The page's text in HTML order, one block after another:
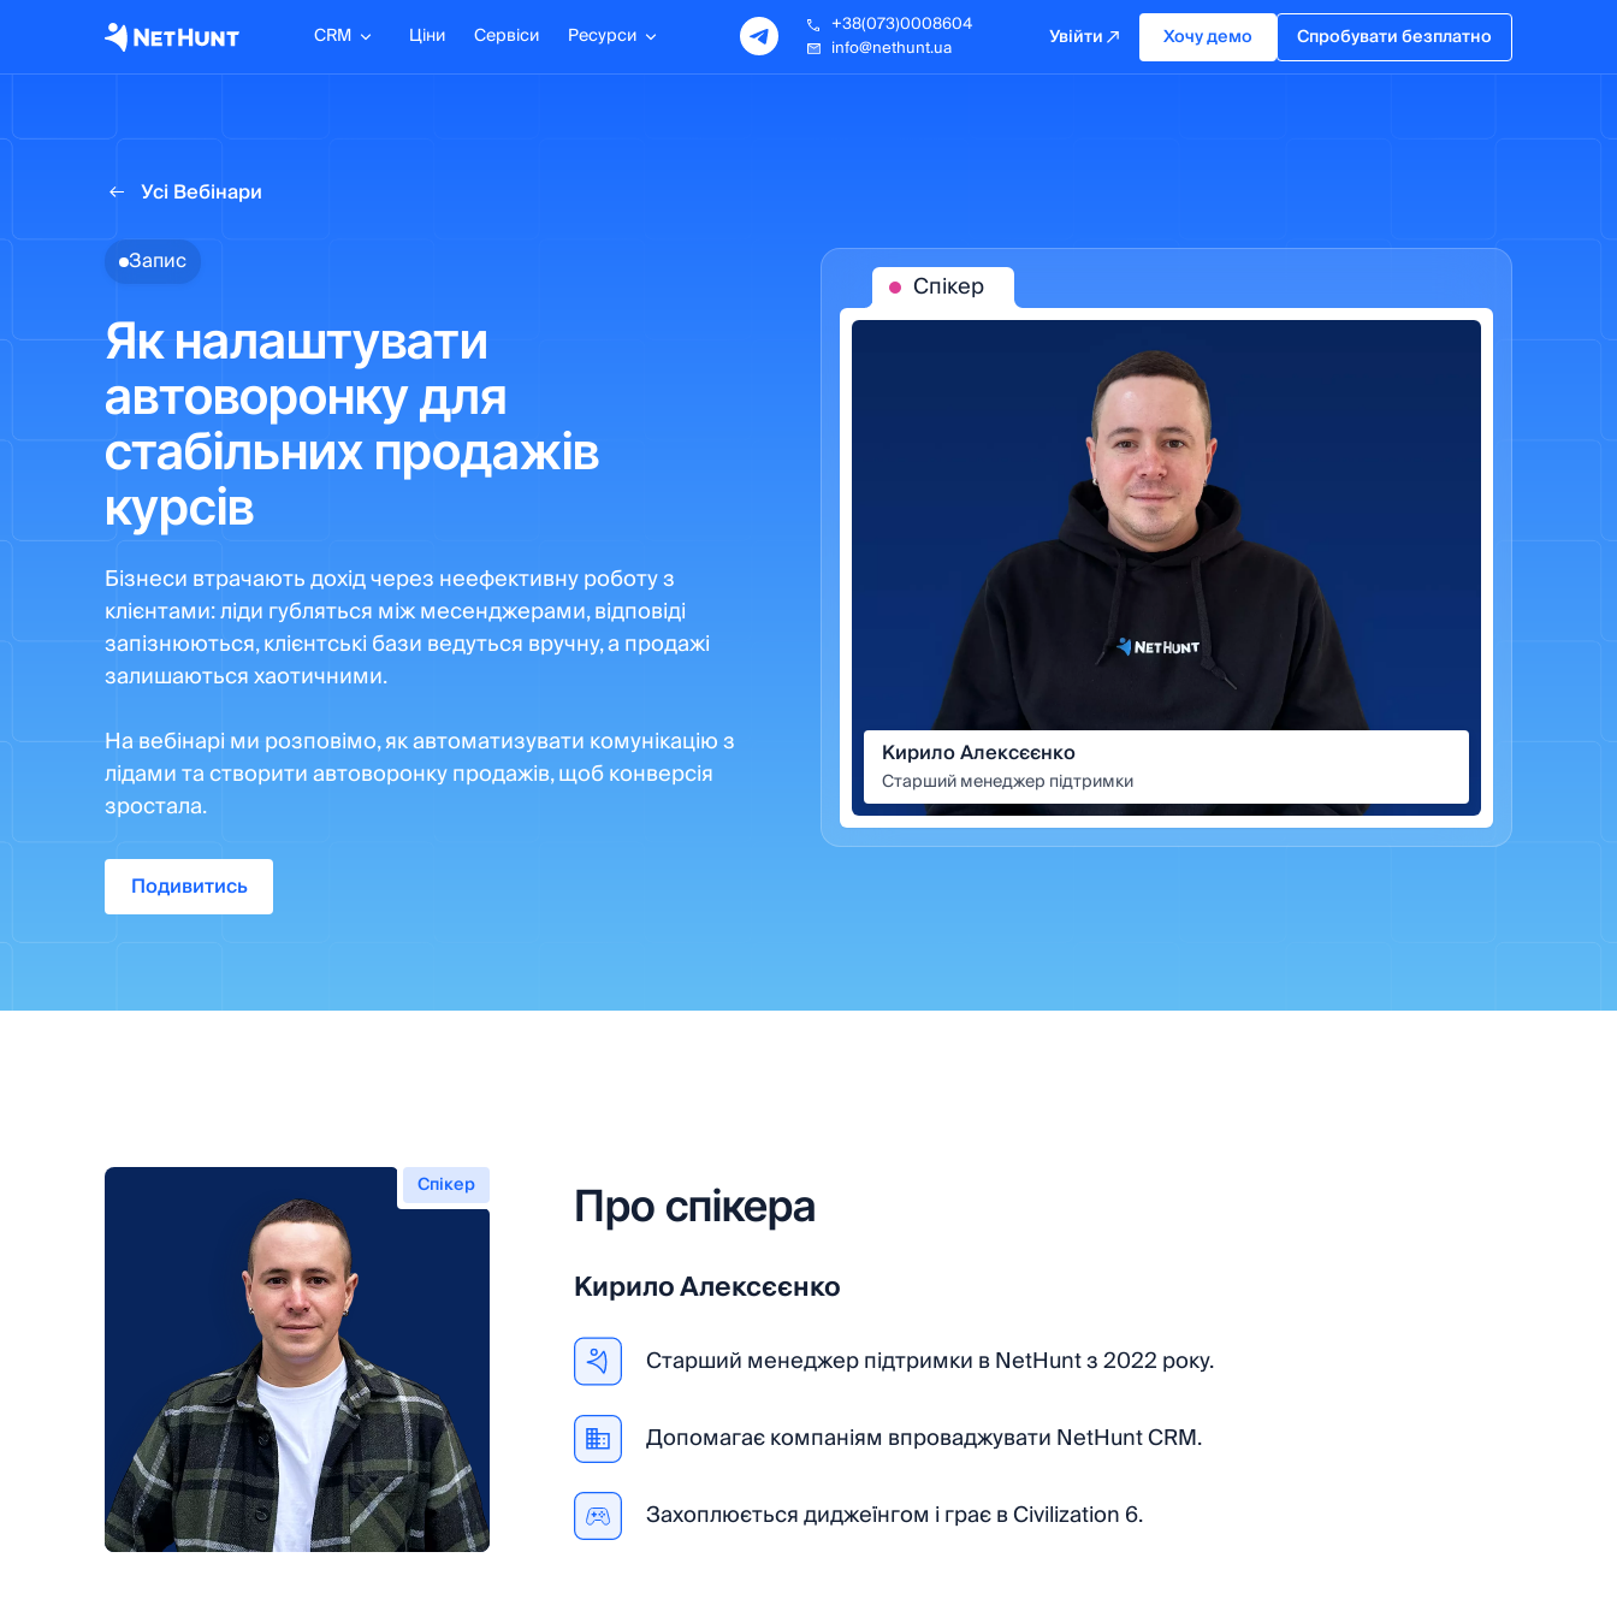
CRM Ціни Сервіси Ресурси
+38(073)0008604
info@nethunt.ua
Увійти Хочу демо Спробувати безплатно
Усі Вебінари
Запис
Як налаштувати
автоворонку для
стабільних продажів
курсів
Бізнеси втрачають дохід через неефективну роботу з
клієнтами: ліди губляться між месенджерами, відповіді
запізнюються, клієнтські бази ведуться вручну, а продажі
залишаються хаотичними.
На вебінарі ми розповімо, як автоматизувати комунікацію з
лідами та створити автоворонку продажів, щоб конверсія
зростала.
Подивитись
Спікер
Кирило Алексєєнко
Старший менеджер підтримки
Про спікера
Кирило Алексєєнко
Старший менеджер підтримки в NetHunt з 2022 року.
Допомагає компаніям впроваджувати NetHunt CRM.
Захоплюється диджеїнгом і грає в Civilization 6.
Спікер